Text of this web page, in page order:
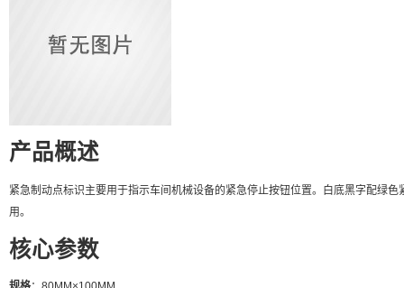
产品概述
紧急制动点标识主要用于指示车间机械设备的紧急停止按钮位置。白底黑字配绿
用。
核心参数